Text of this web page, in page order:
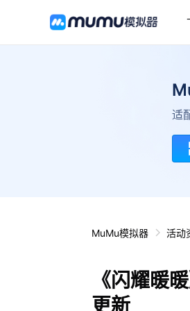
适
MuMu模拟器 活动
《闪耀暖
更新